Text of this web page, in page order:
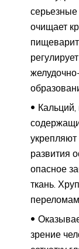
очищает
Кальций,
развития
опасное
ткань.
переломам.
зрение